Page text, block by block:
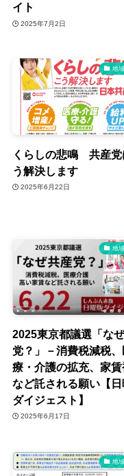
イト
2025年7月2日
地
くらしの悲鳴 共産党
う解決します
2025年6月22日
地
2025東京都議選「な
党？」－消費税減税
療・介護の拡充、家
など託される願い【日
ダイジェスト】
2025年6月17日
地